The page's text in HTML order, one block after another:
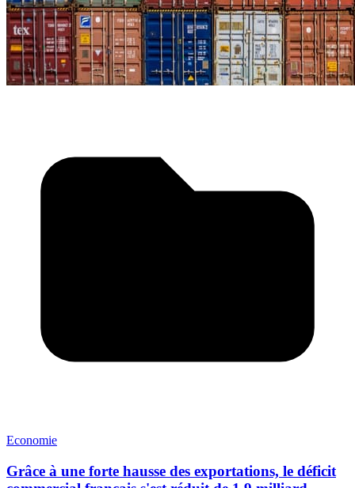
Economie
Grâce à une forte hausse des exportations, le déficit